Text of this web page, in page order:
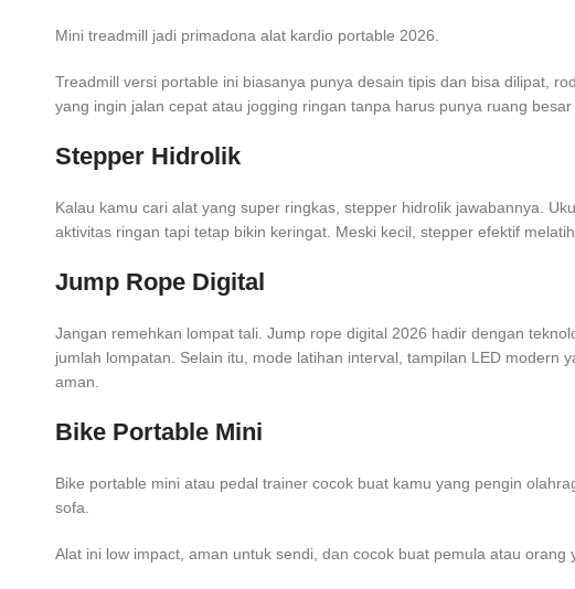
Mini treadmill jadi primadona alat kardio portable 2026.
Treadmill versi portable ini biasanya punya desain tipis dan bisa dilipat,
yang ingin jalan cepat atau jogging ringan tanpa harus punya ruang
Stepper Hidrolik
Kalau kamu cari alat yang super ringkas, stepper hidrolik jawabannya.
aktivitas ringan tapi tetap bikin keringat. Meski kecil, stepper efektif
Jump Rope Digital
Jangan remehkan lompat tali. Jump rope digital 2026 hadir dengan
jumlah lompatan. Selain itu, mode latihan interval, tampilan LED modern
aman.
Bike Portable Mini
Bike portable mini atau pedal trainer cocok buat kamu yang pengin
sofa.
Alat ini low impact, aman untuk sendi, dan cocok buat pemula atau orang